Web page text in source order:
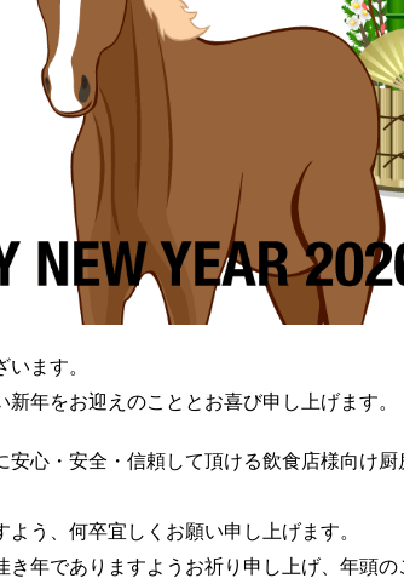
ます。
年をお迎えのこととお喜び申し上げます。
心・安全・信頼して頂ける飲食店様向け厨
よう、何卒宜しくお願い申し上げます。
き年でありますようお祈り申し上げ、年頭